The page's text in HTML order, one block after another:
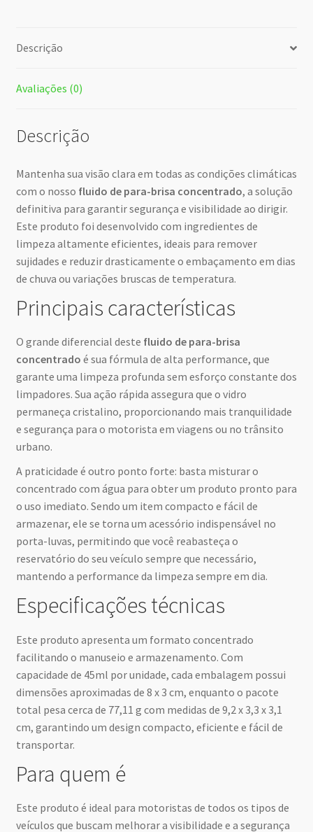
Descrição
Avaliações (0)
Descrição
Mantenha sua visão clara em todas as condições climáticas
com o nosso fluido de para-brisa concentrado, a solução
definitiva para garantir segurança e visibilidade ao dirigir.
Este produto foi desenvolvido com ingredientes de
limpeza altamente eficientes, ideais para remover
sujidades e reduzir drasticamente o embaçamento em dias
de chuva ou variações bruscas de temperatura.
Principais características
O grande diferencial deste fluido de para-brisa
concentrado é sua fórmula de alta performance, que
garante uma limpeza profunda sem esforço constante dos
limpadores. Sua ação rápida assegura que o vidro
permaneça cristalino, proporcionando mais tranquilidade
e segurança para o motorista em viagens ou no trânsito
urbano.
A praticidade é outro ponto forte: basta misturar o
concentrado com água para obter um produto pronto para
o uso imediato. Sendo um item compacto e fácil de
armazenar, ele se torna um acessório indispensável no
porta-luvas, permitindo que você reabasteça o
reservatório do seu veículo sempre que necessário,
mantendo a performance da limpeza sempre em dia.
Especificações técnicas
Este produto apresenta um formato concentrado
facilitando o manuseio e armazenamento. Com
capacidade de 45ml por unidade, cada embalagem possui
dimensões aproximadas de 8 x 3 cm, enquanto o pacote
total pesa cerca de 77,11 g com medidas de 9,2 x 3,3 x 3,1
cm, garantindo um design compacto, eficiente e fácil de
transportar.
Para quem é
Este produto é ideal para motoristas de todos os tipos de
veículos que buscam melhorar a visibilidade e a segurança